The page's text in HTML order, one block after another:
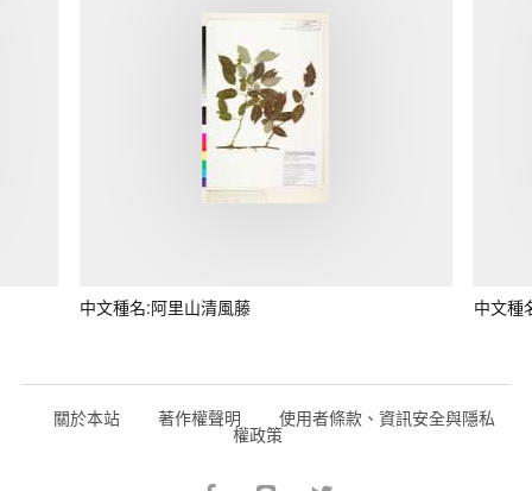
中文種名:阿里山清風藤 中文種
關於本站 著作權聲明 使用者條款、資訊安全與隱私
權政策